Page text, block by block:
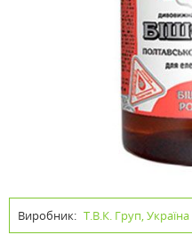
Виробник: Т.В.К. Груп, Україна